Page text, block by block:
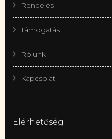
Rendelés
Támogatás
Rólunk
Kapcsolat
Elérhetőség